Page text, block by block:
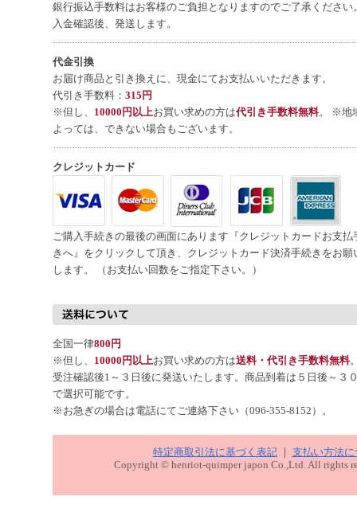
銀行振込手数料はお客様のご負担となりますのでご了承ください
入金確認後、発送します。
代金引換
お届け商品と引き換えに、現金にてお支払いいただきます。
代引き手数料： 315円
※但し、 10000円以上お買い求めの方は代引き手数料無料。 ※地
よっては、できない場合もございます。
クレジットカード
ご購入手続きの最後の画面にあります『クレジットカードお支払
きへ』をクリックして頂き、クレジットカード決済手続きをお願
します。 （お支払い回数をご指定下さい。）
全国一律800円
※但し、 10000円以上お買い求めの方は送料・代引き手数料無料
受注確認後1～３日後に発送いたします。商品到着は５日後～３
で選択可能です。
※お急ぎの場合は電話にてご連絡下さい（096-355-8152）。
特定商取引法に基づく表記｜ 支払い方法に
Copyright © henriot-quimper japon Co.,Ltd. All rights